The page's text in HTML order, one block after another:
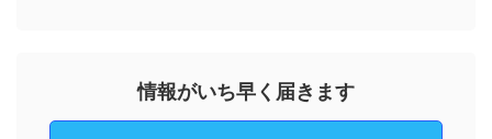
情報がいち早く届きます